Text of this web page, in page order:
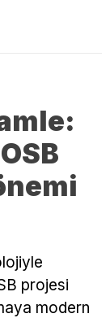
projesi
modern